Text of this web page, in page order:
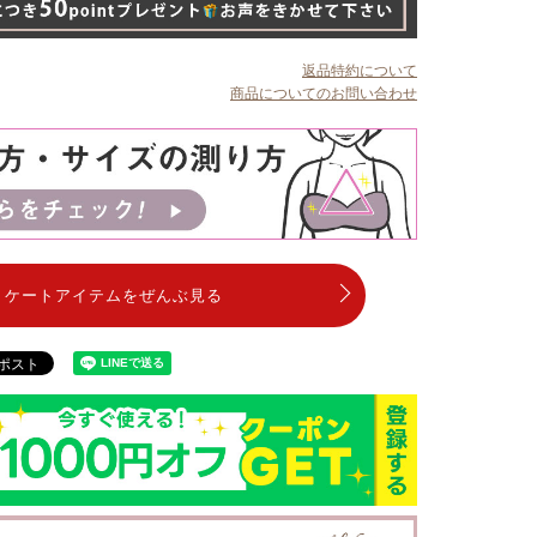
返品特約について
商品についてのお問い合わせ
ートアイテムをぜんぶ見る